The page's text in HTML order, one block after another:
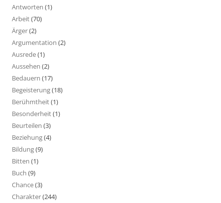
Antworten (1)
Arbeit(70)
Ärger(2)
Argumentation (2)
Ausrede(1)
Aussehen (2)
Bedauern (17)
Begeisterung(18)
Berühmtheit(1)
Besonderheit(1)
Beurteilen (3)
Beziehung(4)
Bildung(9)
Bitten (1)
Buch (9)
Chance(3)
Charakter(244)